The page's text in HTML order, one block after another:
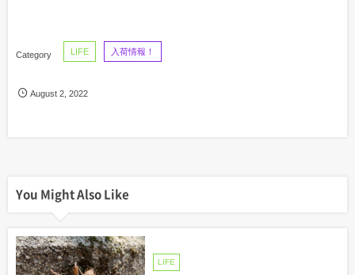
LIFE 入荷情報！
August 2 ,2022
You Might Also Like
LIFE